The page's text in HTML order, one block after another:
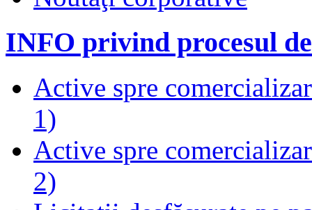
INFO privind procesul
Active spre
1)
Active spre
2)